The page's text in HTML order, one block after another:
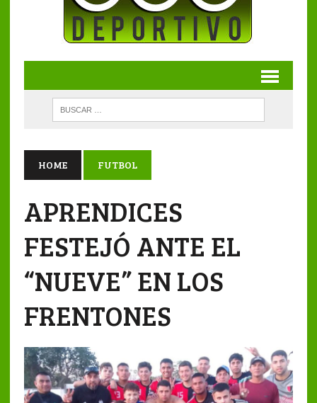
HOME FUTBOL
APRENDICES
FESTEJÓ ANTE EL
“NUEVE” EN LOS
FRENTONES